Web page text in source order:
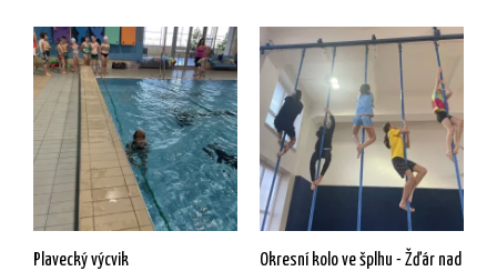
Plavecký výcvik
Okresní kolo ve šplhu - Žďár nad